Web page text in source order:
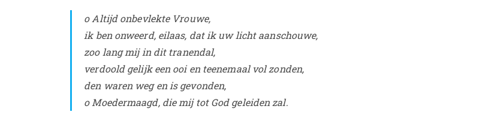
o Altijd onbevlekte Vrouwe,
ik ben onweerd, eilaas, dat ik uw licht aanschouwe,
zoo lang mij in dit tranendal,
verdoold gelijk een ooi en teenemaal vol zonden,
den waren weg en is gevonden,
o Moedermaagd, die mij tot God geleiden zal.